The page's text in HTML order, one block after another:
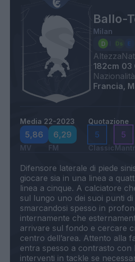
Ballo-
Milan
Altezza
182cm 03
Nazionalità
Francia,
Media 22-2023
5,86
MV
6,29
FM
Quotazione
5
Classic
5
Difensore laterale di piede
giocare sia in una linea a
linea a cinque. A calciatore
sul lungo uno dei suoi punti
smarcandosi spesso in
internamente che
arrivare sul fondo e cercare
centro dell’area. Attento alla
entra spesso a contrasto con